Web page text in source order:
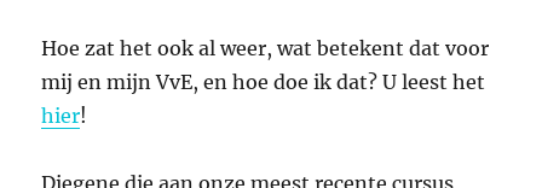
Hoe zat het ook al weer, wat betekent dat voor
mij en mijn VvE, en hoe doe ik dat? U leest het
hier!